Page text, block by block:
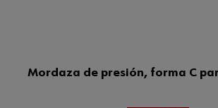
Mordaza de presión, forma C